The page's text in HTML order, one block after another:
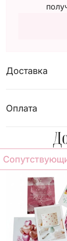
Доставка
Оплата